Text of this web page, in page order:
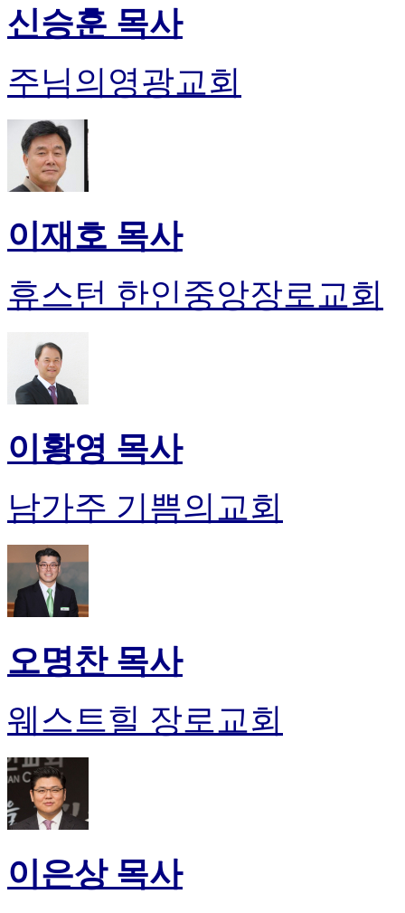
신승훈 목사
주님의영광교회
이재호 목사
휴스턴 한인중앙장로교회
이황영 목사
남가주 기쁨의교회
오명찬 목사
웨스트힐 장로교회
이은상 목사